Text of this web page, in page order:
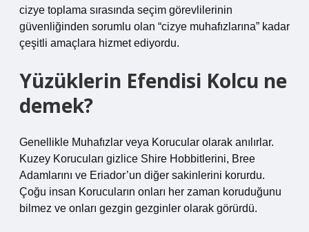
cizye toplama sırasında seçim görevlilerinin
güvenliğinden sorumlu olan “cizye muhafızlarına” kadar
çeşitli amaçlara hizmet ediyordu.
Yüzüklerin Efendisi Kolcu ne
demek?
Genellikle Muhafızlar veya Korucular olarak anılırlar.
Kuzey Korucuları gizlice Shire Hobbitlerini, Bree
Adamlarını ve Eriador’un diğer sakinlerini korurdu.
Çoğu insan Korucuların onları her zaman koruduğunu
bilmez ve onları gezgin gezginler olarak görürdü.